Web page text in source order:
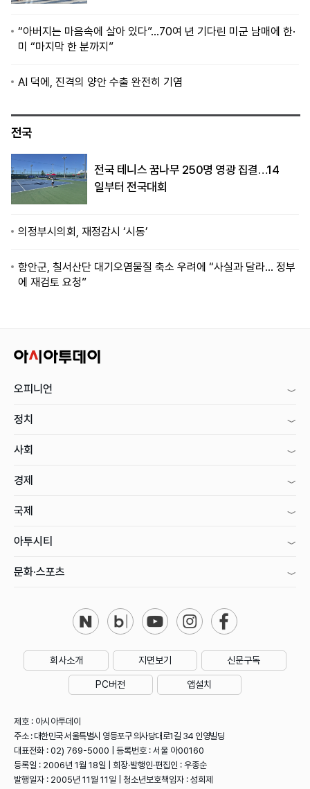
“아버지는 마음속에 살아 있다”…70여 년 기다린 미군 남매에 한·
미 “마지막 한 분까지”
AI 덕에, 진격의 양안 수출 완전히 기염
전국
전국 테니스 꿈나무 250명 영광 집결…14
일부터 전국대회
의정부시의회, 재정감시 ‘시동’
함안군, 칠서산단 대기오염물질 축소 우려에 “사실과 달라… 정부
에 재검토 요청”
오피니언
정치
사회
경제
국제
아투시티
문화·스포츠
회사소개 지면보기 신문구독
PC버전 앱설치
제호 : 아시아투데이
주소 : 대한민국 서울특별시 영등포구 의사당대로1길 34 인영빌딩
대표전화 : 02) 769-5000 | 등록번호 : 서울 아00160
등록일 : 2006년 1월 18일 | 회장·발행인·편집인 : 우종순
발행일자 : 2005년 11월 11일 | 청소년보호책임자 : 성희제